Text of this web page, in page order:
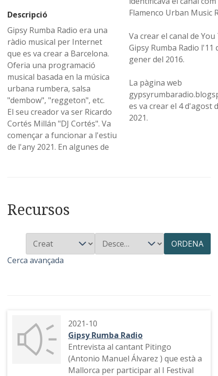
Descripció
Gipsy Rumba Radio era una
ràdio musical per Internet
que es va crear a Barcelona.
Oferia una programació
musical basada en la música
urbana rumbera, salsa
"dembow", "reggeton", etc.
El seu creador va ser Ricardo
Cortés Millán "DJ Cortés". Va
començar a funcionar a l'estiu
de l'any 2021. En algunes de
Flamenco Urban Music
Va crear el canal de
Gipsy Rumba Radio l'11
gener del 2016.
La pàgina web
es va crear el 4 d'agost
2021.
Recursos
ORDENA
Cerca avançada
2021-10
Gipsy Rumba Radio
Entrevista al cantant Pitingo
(Antonio Manuel Álvarez ) que està a
Mallorca per participar al I Festival